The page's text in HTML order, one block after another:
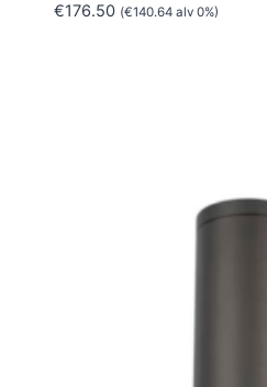
€176.50 (€140.64alv 0%)